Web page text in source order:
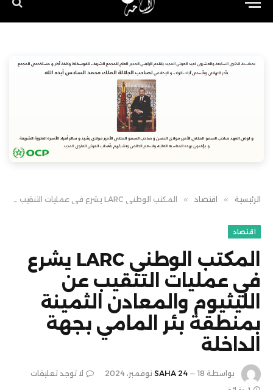
الرئيسية » اقتصاد » المكتب الوطني LARC يشرع في عمليات التنقيب عن الليثيوم والمعادن الثمينة بمنطقة بئر المامي بجهة الداخلة
اقتصاد
المكتب الوطني LARC يشرع
في عمليات التنقيب عن
الليثيوم والمعادن الثمينة
بمنطقة بئر المامي بجهة
الداخلة
بواسطة SAHA 24 18 نوفمبر، 2024
لا توجد تعليقات